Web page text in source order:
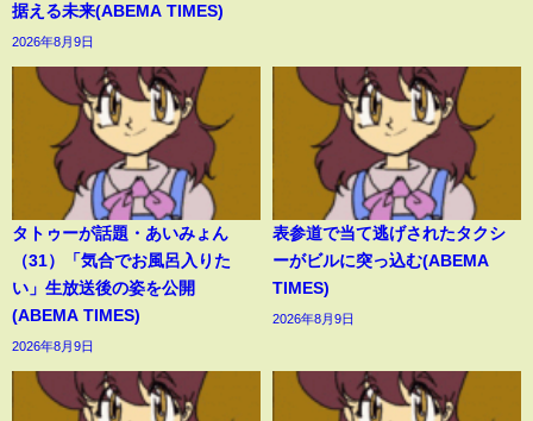
据える未来(ABEMA TIMES)
2026年8月9日
タトゥーが話題・あいみょん
（31）「気合でお風呂入りた
い」生放送後の姿を公開
(ABEMA TIMES)
2026年8月9日
表参道で当て逃げされたタクシ
ーがビルに突っ込む(ABEMA
TIMES)
2026年8月9日